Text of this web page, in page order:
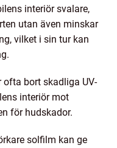
interiör svalare,
utan även minskar
vilket i sin tur kan
ofta bort skadliga UV-
interiör mot
för hudskador.
solfilm kan ge